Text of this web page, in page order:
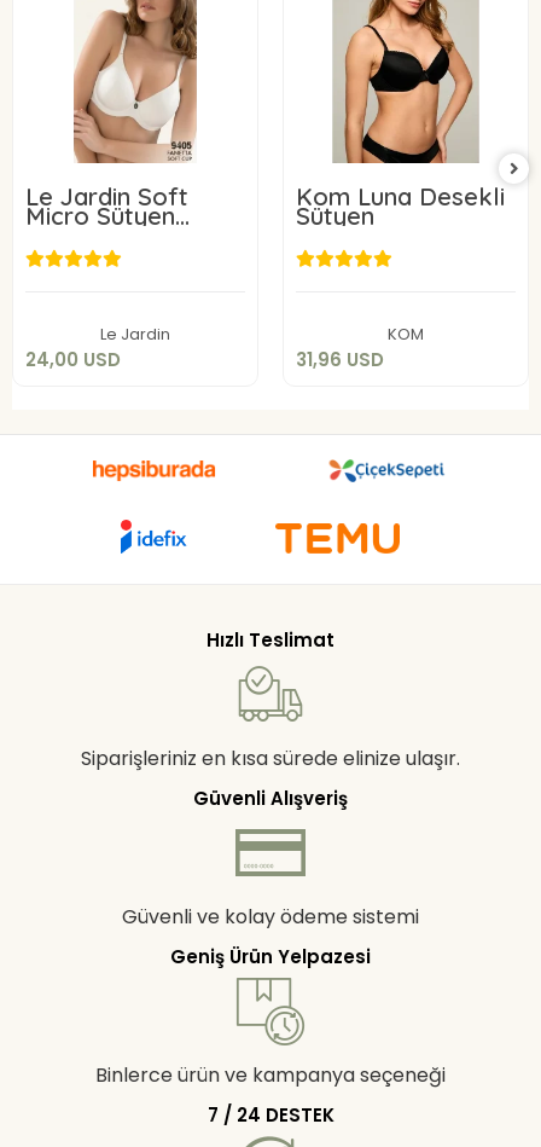
Le Jardin Soft
Micro Sütyen
9405-C
Le Jardin
24,00 USD
24,00 USD
Kom Luna Desekli
Sütyen
KOM
31,96 USD
31,96 USD
Hızlı Teslimat
Siparişleriniz en kısa sürede elinize ulaşır.
Güvenli Alışveriş
Güvenli ve kolay ödeme sistemi
Geniş Ürün Yelpazesi
Binlerce ürün ve kampanya seçeneği
7 / 24 DESTEK